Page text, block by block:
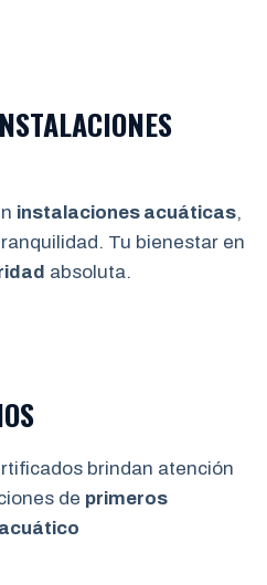
instalaciones acuáticas,
Tu bienestar en
absoluta.
brindan atención
de primeros
acuático